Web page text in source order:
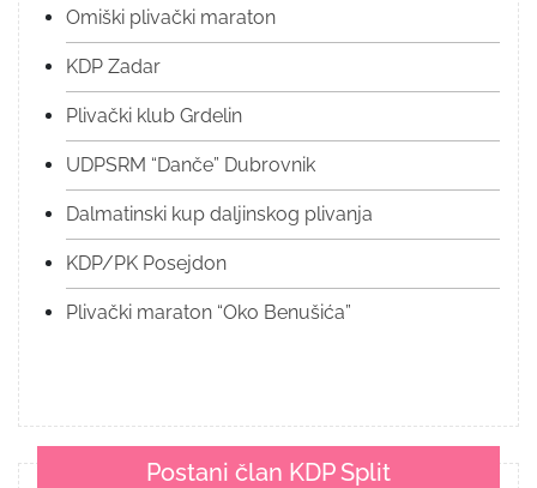
Omiški plivački maraton
KDP Zadar
Plivački klub Grdelin
UDPSRM “Danče” Dubrovnik
Dalmatinski kup daljinskog plivanja
KDP/PK Posejdon
Plivački maraton “Oko Benušića”
Postani član KDP Split